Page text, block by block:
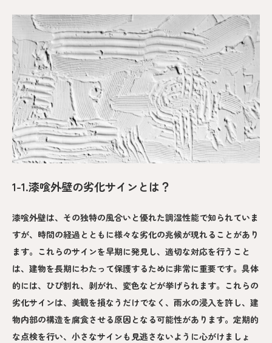
1-1.漆喰外壁の劣化サインとは？
漆喰外壁は、その独特の風合いと優れた調湿性能で知られていま
すが、時間の経過とともに様々な劣化の兆候が現れることがあり
ます。これらのサインを早期に発見し、適切な対応を行うこと
は、建物を長期にわたって保護するために非常に重要です。具体
的には、ひび割れ、剥がれ、変色などが挙げられます。これらの
劣化サインは、美観を損なうだけでなく、雨水の浸入を許し、建
物内部の構造を腐食させる原因となる可能性があります。定期的
な点検を行い、小さなサインも見逃さないように心がけましょ